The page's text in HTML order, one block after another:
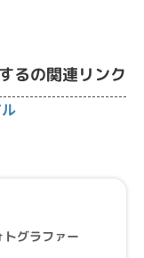
るの関連リンク
グラファー